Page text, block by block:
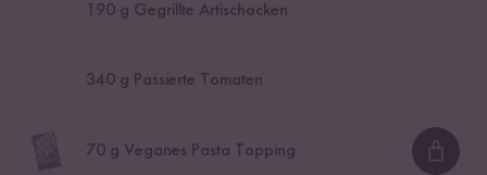
190 g Gegrillte Artischocken
340 g Passierte Tomaten
70 g Veganes Pasta Topping